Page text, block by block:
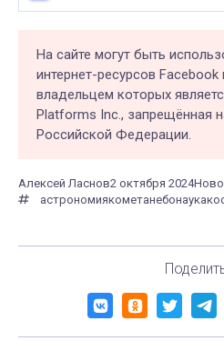
На сайте могут быть
интернет-ресурсов Facebook
владельцем которых
Platforms Inc., запрещённая
Российской Федерации.
Алексей Ласнов2 октября 2024
астрономиякометанебонаука